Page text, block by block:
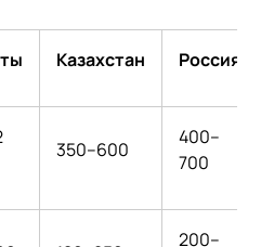
Казахстан Россия
350–600
400–
700
200–